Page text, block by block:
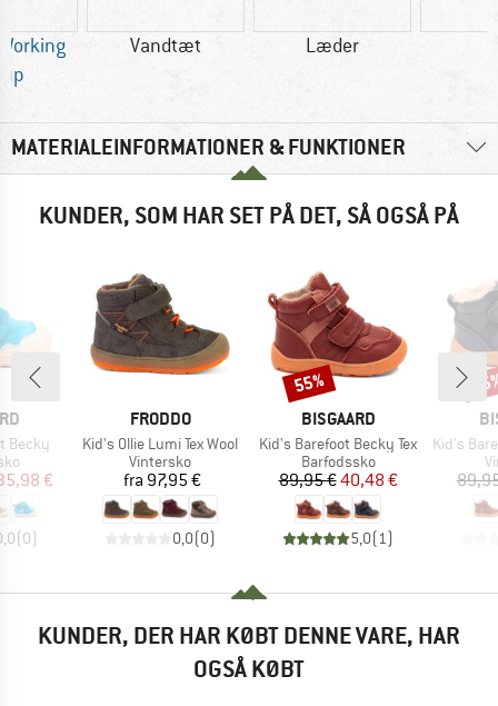
Vandtæt Læder
MATERIALEINFORMATIONER & FUNKTIONER
KUNDER, SOM HAR SET PÅ DET, SÅ OGSÅ PÅ
Becky
pris
€
(0)
MÆRKE
FRODDO
Artikel
Kid's Ollie Lumi Tex Wool
Produktgruppe
Vintersko
Pris
fra 97,95 €
0,0(0)
MÆRKE
BISGAARD
Artikel
Kid's Barefoot Becky Tex
Produktgruppe
Barfodssko
Pris
89,95 €Nedsat pris
40,48 €
5,0( 1)
Rabat
55%
Artikel
Kid's
KUNDER, DER HAR KØBT DENNE VARE, HAR
OGSÅ KØBT